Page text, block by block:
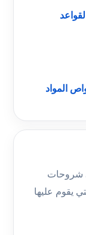
المواد
شروحات
يقوم عليها